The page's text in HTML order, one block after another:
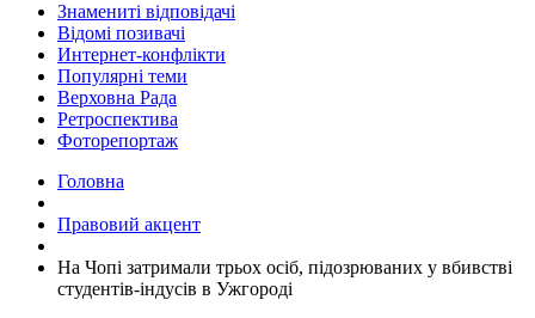
Знамениті відповідачі
Відомі позивачі
Интернет-конфлікти
Популярні теми
Верховна Рада
Ретроспектива
Фоторепортаж
Головна
Правовий акцент
На Чопі затримали трьох осіб, підозрюваних у вбивстві
студентів-індусів в Ужгороді